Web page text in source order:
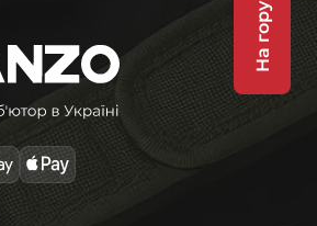
На гору